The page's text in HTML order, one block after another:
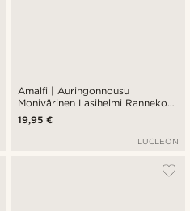
Amalfi | Auringonnousu
Monivärinen Lasihelmi Rannekoru
Säädettävällä Lukolla
19,95 €
LUCLEON